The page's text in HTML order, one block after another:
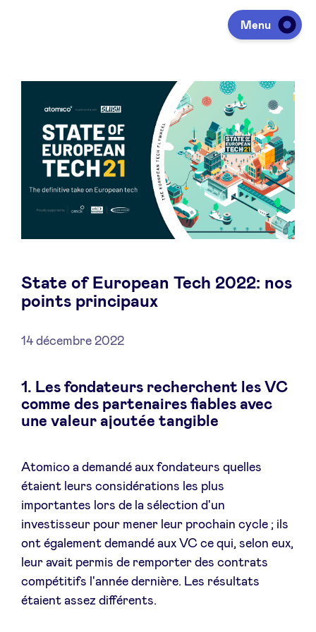
Menu
Investir
Lever des fonds
Portfolio
Agenda
À propos
Actualités
BeAngels Academy
BeAngels Luxembourg
NXT Brussels - Groupe d'investissement
Pooling Services
State of European Tech 2022: nos
points principaux
14 décembre 2022
1. Les fondateurs recherchent les VC
comme des partenaires fiables avec
une valeur ajoutée tangible
Atomico a demandé aux fondateurs quelles
étaient leurs considérations les plus
importantes lors de la sélection d'un
investisseur pour mener leur prochain cycle ; ils
ont également demandé aux VC ce qui, selon eux,
leur avait permis de remporter des contrats
compétitifs l'année dernière. Les résultats
étaient assez différents.